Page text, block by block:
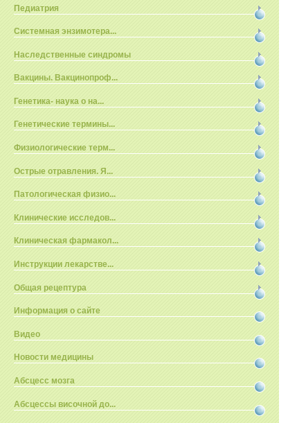
Педиатрия
Системная энзимотера...
Наследственные синдромы
Вакцины. Вакцинопроф...
Генетика- наука о на...
Генетические термины...
Физиологические терм...
Острые отравления. Я...
Патологическая физио...
Клинические исследов...
Клиническая фармакол...
Инструкции лекарстве...
Общая рецептура
Информация о сайте
Видео
Новости медицины
Абсцесс мозга
Абсцессы височной до...